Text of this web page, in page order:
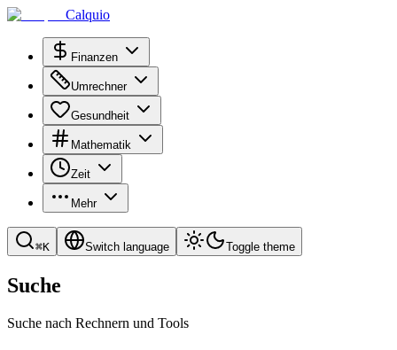
Calquio
Finanzen
Umrechner
Gesundheit
Mathematik
Zeit
Mehr
⌘K Switch language Toggle theme
Suche
Suche nach Rechnern und Tools